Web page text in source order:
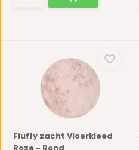
Fluffy zacht Vloerkleed